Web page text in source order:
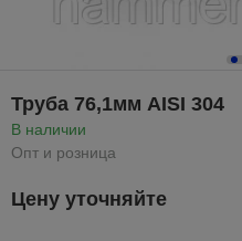
Труба 76,1мм AISI 304
В наличии
Опт и розница
Цену уточняйте